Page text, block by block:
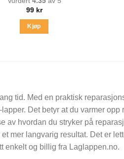
99 kr
Kjøp
tid. Med en praktisk
Det betyr at du varmer
av hvordan du stryker på
mer langvarig resultat. Det er
enkelt og billig fra Laglappen.no.